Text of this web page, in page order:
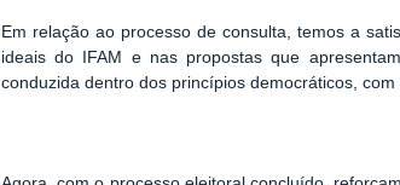
Em relação ao processo de consulta, temos a
ideais do IFAM e nas propostas que
conduzida dentro dos princípios democráticos,